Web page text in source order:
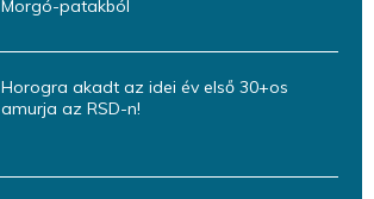
Morgó-patakból
Horogra akadt az idei év első 30+os
amurja az RSD-n!